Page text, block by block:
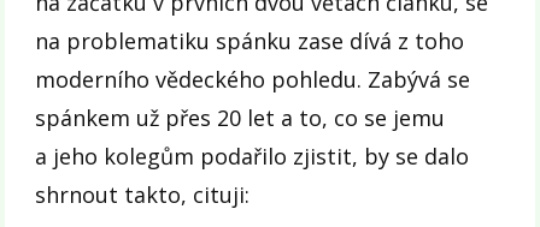
na problematiku spánku zase dívá z toho
moderního vědeckého pohledu. Zabývá se
spánkem už přes 20 let a to, co se jemu
a jeho kolegům podařilo zjistit, by se dalo
shrnout takto, cituji: